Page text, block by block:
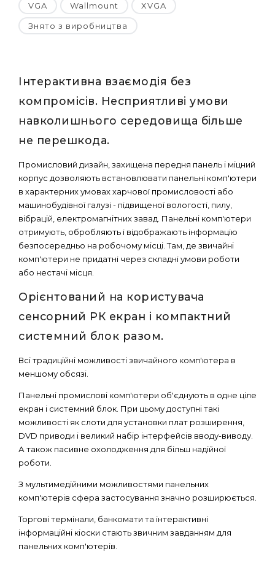
VGA Wallmount XVGA
Знято з виробництва
Інтерактивна взаємодія без
компромісів. Несприятливі умови
навколишнього середовища більше
не перешкода.
Промисловий дизайн, захищена передня панель і міцний
корпус дозволяють встановлювати панельні комп'ютери
в характерних умовах харчової промисловості або
машинобудівної галузі - підвищеної вологості, пилу,
вібрацій, електромагнітних завад. Панельні комп'ютери
отримують, обробляють і відображають інформацію
безпосередньо на робочому місці. Там, де звичайні
комп'ютери не придатні через складні умови роботи
або нестачі місця.
Орієнтований на користувача
сенсорний РК екран і компактний
системний блок разом.
Всі традиційні можливості звичайного комп'ютера в
меншому обсязі.
Панельні промислові комп'ютери об'єднують в одне ціле
екран і системний блок. При цьому доступні такі
можливості як слоти для установки плат розширення,
DVD приводи і великий набір інтерфейсів вводу-виводу.
А також пасивне охолодження для більш надійної
роботи.
З мультимедійними можливостями панельних
комп'ютерів сфера застосування значно розширюється.
Торгові термінали, банкомати та інтерактивні
інформаційні кіоски стають звичним завданням для
панельних комп'ютерів.